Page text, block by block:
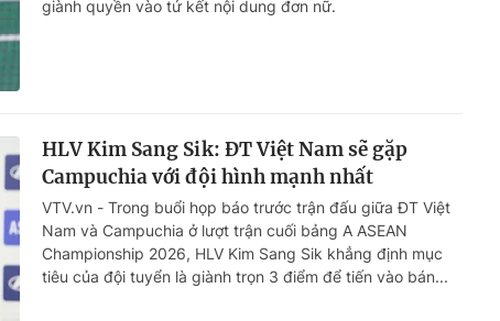
giành quyền vào tứ kết nội dung đơn nữ.
HLV Kim Sang Sik: ĐT Việt Nam sẽ gặp
Campuchia với đội hình mạnh nhất
VTV.vn - Trong buổi họp báo trước trận đấu giữa ĐT Việt
Nam và Campuchia ở lượt trận cuối bảng A ASEAN
Championship 2026, HLV Kim Sang Sik khẳng định mục
tiêu của đội tuyển là giành trọn 3 điểm để tiến vào bán...